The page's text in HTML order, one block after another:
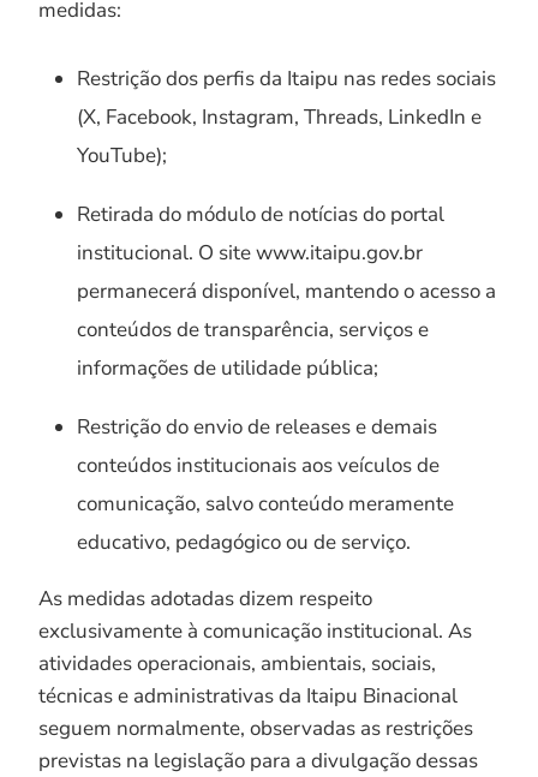
medidas:
Restrição dos perfis da Itaipu nas redes sociais
(X, Facebook, Instagram, Threads, LinkedIn e
YouTube);
Retirada do módulo de notícias do portal
institucional. O site www.itaipu.gov.br
permanecerá disponível, mantendo o acesso a
conteúdos de transparência, serviços e
informações de utilidade pública;
Restrição do envio de releases e demais
conteúdos institucionais aos veículos de
comunicação, salvo conteúdo meramente
educativo, pedagógico ou de serviço.
As medidas adotadas dizem respeito
exclusivamente à comunicação institucional. As
atividades operacionais, ambientais, sociais,
técnicas e administrativas da Itaipu Binacional
seguem normalmente, observadas as restrições
previstas na legislação para a divulgação dessas